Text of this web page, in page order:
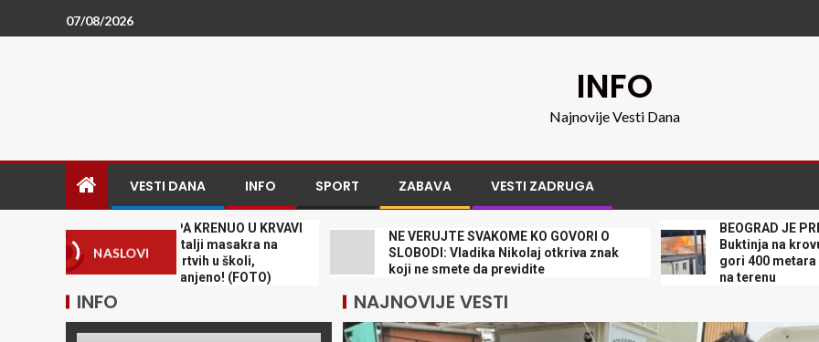
07/08/2026
INFO
Najnovije Vesti Dana
VESTI DANA INFO SPORT ZABAVA VESTI ZADRUGA
NASLOVI
UBIO BABU I DEDU, PA KRENUO U KRVAVI
POHOD! Stravični detalji masakra na
Tajlandu: Osmoro mrtvih u školi,
najmanje 15 osoba ranjeno! (FOTO)
NE VERUJTE SVAKOME KO GOVORI O
SLOBODI: Vladika Nikolaj otkriva znak
koji ne smete da previdite
BEOGRAD JE
Buktinja na krovu
gori 400 metara
na terenu
INFO NAJNOVIJE VESTI